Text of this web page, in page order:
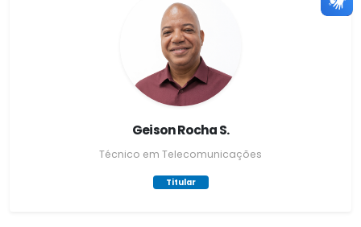
Geison Rocha S.
Técnico em Telecomunicações
Titular